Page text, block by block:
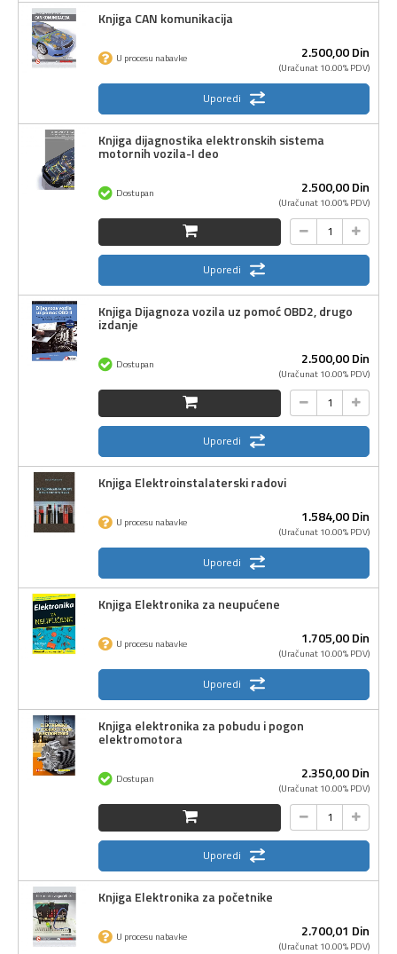
Knjiga CAN komunikacija
2.500,00Din
(Uračunat 10.00% PDV)
U procesu nabavke
Uporedi
Knjiga dijagnostika elektronskih sistema
motornih vozila-I deo
2.500,00Din
(Uračunat 10.00% PDV)
Dostupan
Uporedi
Knjiga Dijagnoza vozila uz pomoć OBD2, drugo
izdanje
2.500,00Din
(Uračunat 10.00% PDV)
Dostupan
Uporedi
Knjiga Elektroinstalaterski radovi
1.584,00Din
(Uračunat 10.00% PDV)
U procesu nabavke
Uporedi
Knjiga Elektronika za neupućene
1.705,00Din
(Uračunat 10.00% PDV)
U procesu nabavke
Uporedi
Knjiga elektronika za pobudu i pogon
elektromotora
2.350,00Din
(Uračunat 10.00% PDV)
Dostupan
Uporedi
Knjiga Elektronika za početnike
2.700,01 Din
(Uračunat 10.00% PDV)
U procesu nabavke